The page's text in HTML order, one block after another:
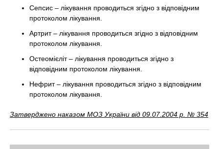
Сепсис – лікування проводиться згідно з відповідним
протоколом лікування.
Артрит – лікування проводиться згідно з відповідним
протоколом лікування.
Остеомієліт – лікування проводиться згідно з
відповідним протоколом лікування.
Нефрит – лікування проводиться згідно з відповідним
протоколом лікування.
Затверджено наказом МОЗ України від 09.07.2004 р. № 354